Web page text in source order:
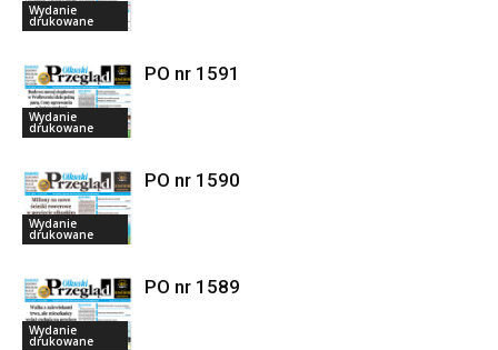
Wydanie
drukowane
Wydanie
drukowane
PO nr 1591
Wydanie
drukowane
PO nr 1590
Wydanie
drukowane
PO nr 1589